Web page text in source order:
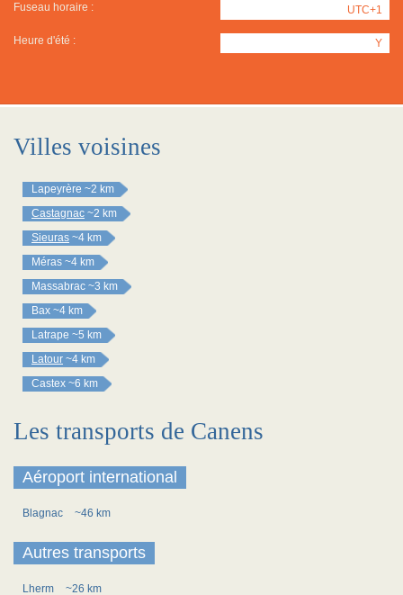
Fuseau horaire : UTC+1
Heure d'été : Y
Villes voisines
Lapeyrère ~2 km
Castagnac ~2 km
Sieuras ~4 km
Méras ~4 km
Massabrac ~3 km
Bax ~4 km
Latrape ~5 km
Latour ~4 km
Castex ~6 km
Les transports de Canens
Aéroport international
Blagnac ~46 km
Autres transports
Lherm
~26 km